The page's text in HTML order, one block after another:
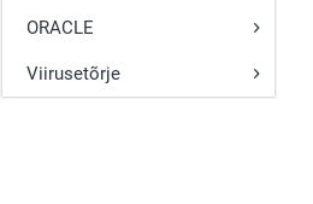
ORACLE
Viirusetõrje